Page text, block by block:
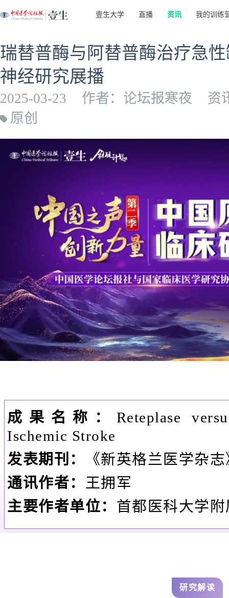
壹生大学 直播 资讯 我的训练
瑞替普酶与阿替普酶治疗急
神经研究展播
2025-03-23 作者：论坛报寒夜
资
原创
成果名称： Reteplase
Ischemic Stroke
发表期刊：
《新英格兰医学杂
通讯作者： 王拥军
主要作者单位： 首都医科大学附
研究解读